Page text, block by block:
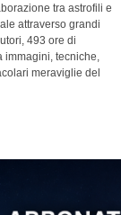
tra astrofili e
attraverso grandi
493 ore di
immagini, tecniche,
meraviglie del